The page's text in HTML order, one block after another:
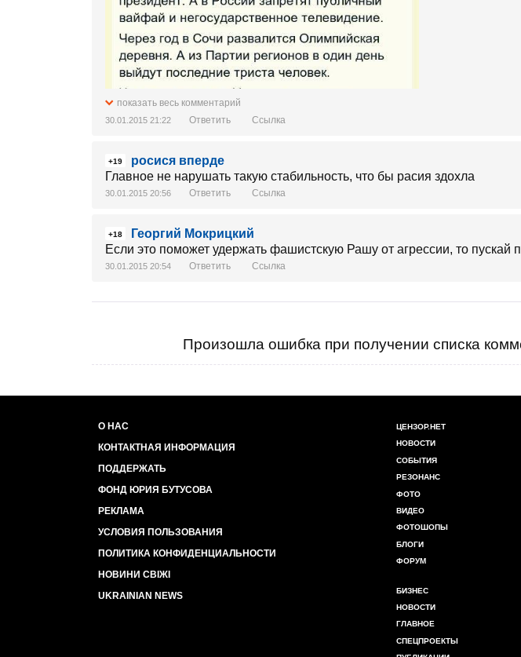
показать весь комментарий
30.01.2015 21:22 Ответить Ссылка
+19
росися вперде
Главное не нарушать такую стабильность, что бы расия здохла
30.01.2015 20:56 Ответить Ссылка
+18
Георгий Мокрицкий
Если это поможет удержать фашистскую Рашу от агрессии, то пускай
30.01.2015 20:54 Ответить Ссылка
Произошла ошибка при получении списка
О НАС
КОНТАКТНАЯ ИНФОРМАЦИЯ
ПОДДЕРЖАТЬ
ФОНД ЮРИЯ БУТУСОВА
РЕКЛАМА
УСЛОВИЯ ПОЛЬЗОВАНИЯ
ПОЛИТИКА КОНФИДЕНЦИАЛЬНОСТИ
НОВИНИ СВІЖІ
UKRAINIAN NEWS
ЦЕНЗОР.НЕТ
НОВОСТИ
СОБЫТИЯ
РЕЗОНАНС
ФОТО
ВИДЕО
ФОТОШОПЫ
БЛОГИ
ФОРУМ
БИЗНЕС
НОВОСТИ
ГЛАВНОЕ
СПЕЦПРОЕКТЫ